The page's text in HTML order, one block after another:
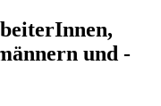
und -